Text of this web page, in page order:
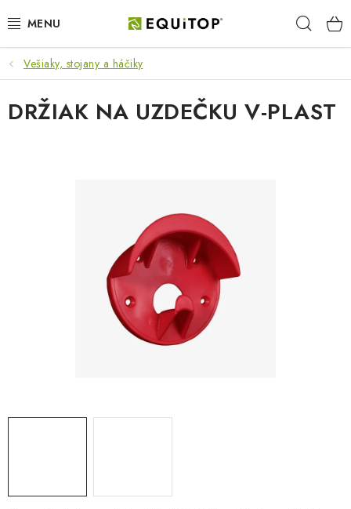
na
JAZDEC
KÔŇ
DARČEKOVÉ POUKAZY
Vešiaky, stojany a háčiky
DRŽIAK NA UZDEČKU V-PLAST